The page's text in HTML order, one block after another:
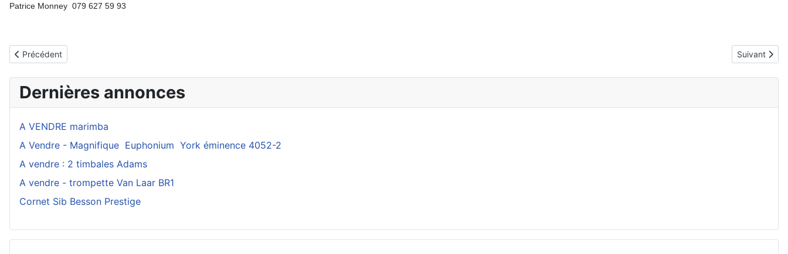
Patrice Monney 079 627 59 93
Article précédent : A Vendre - Magnifique Euphonium York éminence 4052-2
Précédent Article
Suivant
Dernières annonces
A VENDRE marimba
A Vendre - Magnifique Euphonium York éminence 4052-2
A vendre : 2 timbales Adams
A vendre - trompette Van Laar BR1
Cornet Sib Besson Prestige